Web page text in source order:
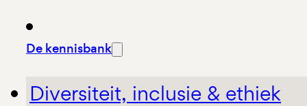
De kennisbank
Diversiteit, inclusie & ethiek